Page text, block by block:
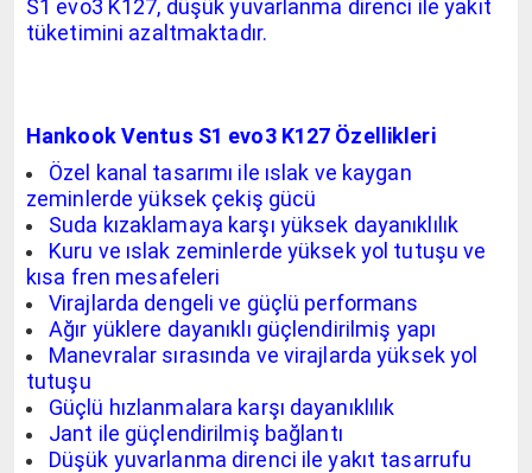
S1 evo3 K127, düşük yuvarlanma direnci ile yakıt
tüketimini azaltmaktadır.
Hankook Ventus S1 evo3 K127 Özellikleri
Özel kanal tasarımı ile ıslak ve kaygan
zeminlerde yüksek çekiş gücü
Suda kızaklamaya karşı yüksek dayanıklılık
Kuru ve ıslak zeminlerde yüksek yol tutuşu ve
kısa fren mesafeleri
Virajlarda dengeli ve güçlü performans
Ağır yüklere dayanıklı güçlendirilmiş yapı
Manevralar sırasında ve virajlarda yüksek yol
tutuşu
Güçlü hızlanmalara karşı dayanıklılık
Jant ile güçlendirilmiş bağlantı
Düşük yuvarlanma direnci ile yakıt tasarrufu